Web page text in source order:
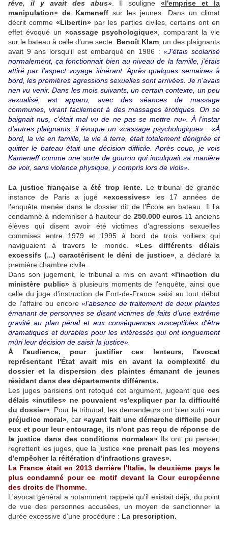
rêve, il y avait des abus». Il souligne«l'emprise et la
manipulation» de Kameneffsur les jeunes. Dans un climat
décrit comme«Libertin» par les parties civiles, certains ont en
effet évoqué un «cassage psychologique» , comparant la vie
sur le bateau à celle d'une secte. Benoît Klam , un des plaignants
avait 9 ans lorsqu'il est embarqué en 1986 :«J'étais scolarisé
normalement, ça fonctionnait bien au niveau de la famille, j'étais
attiré par l'aspect voyage itinérant. Après quelques semaines à
bord, les premières agressions sexuelles sont arrivées. Je n'avais
rien vu venir. Dans les mois suivants, un certain contexte, un peu
sexualisé, est apparu, avec des séances de massage
communes, virant facilement à des massages érotiques. On se
baignait nus, c'était mal vu de ne pas se mettre nu». À l'instar
d'autres plaignants, il évoque un «cassage psychologique»: «À
bord, la vie en famille, la vie à terre, était totalement dénigrée et
quitter le bateau était une décision difficile. Après coup, je vois
Kameneff comme une sorte de gourou qui inculquait sa manière
de voir, sans violence physique, y compris lors de viols».
La justice française a été trop lente. Le tribunal de grande
instance de Paris a jugé «excessives»les 17 années de
l'enquête menée dans le dossier dit de l'École en bateau. Il l'a
condamné à indemniser à hauteur de 250.000 euros 11 anciens
élèves qui disent avoir été victimes d'agressions sexuelles
commises entre 1979 et 1995 à bord de trois voiliers qui
naviguaient à travers le monde. «Les différents délais
excessifs (...) caractérisent le déni de justice» , a déclaré la
première chambre civile.
Dans son jugement, le tribunal a mis en avant«l'inaction du
ministère public»à plusieurs moments de l'enquête, ainsi que
celle du juge d'instruction de Fort-de-France saisi au tout début
de l'affaire ou encore«l'absence de traitement de deux plaintes
émanant de personnes se disant victimes de faits d'une extrême
gravité au plan pénal et aux conséquences susceptibles d'être
dramatiques et durables pour les intéressés qui ont longuement
mûri leur décision de saisir la justice».
À l'audience, pour justifier ces lenteurs, l'avocat
représentant l'État avait mis en avant la complexité du
dossier et la dispersion des plaintes émanant de jeunes
résidant dans des départements différents.
Les juges parisiens ont retoqué cet argument, jugeant que ces
délais «inutiles» ne pouvaient «s'expliquer par la difficulté
du dossier». Pour le tribunal, les demandeurs ont bien subi«un
préjudice moral», car«ayant fait une démarche difficile pour
eux et pour leur entourage, ils n'ont pas reçu de réponse de
la justice dans des conditions normales»Ils ont pu penser,
regrettent les juges, que la justice «ne prenait pas les moyens
d'empêcher la réitération d'infractions graves».
La France était en 2013 derrière l'Italie, le deuxième pays le
plus condamné pour ce motif devant la Cour européenne
des droits de l'homme.
L'avocat général a notamment rappelé qu'il existait déjà, du point
de vue des personnes accusées, un moyen de sanctionner la
durée excessive d'une procédure : La prescription.